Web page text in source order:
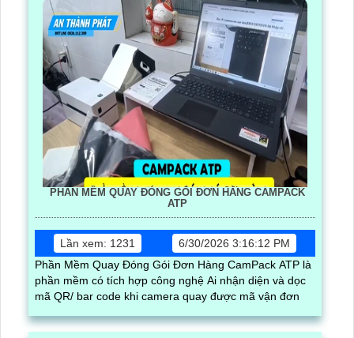
PHẦN MỀM QUAY ĐÓNG GÓI ĐƠN HÀNG CAMPACK
ATP
Lần xem: 1231
6/30/2026 3:16:12 PM
Phần Mềm Quay Đóng Gói Đơn Hàng CamPack ATP là
phần mềm có tích hợp công nghệ Ai nhận diện và dọc
mã QR/ bar code khi camera quay được mã vận đơn